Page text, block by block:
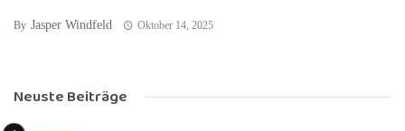
By Jasper Windfeld Oktober 14, 2025
Neuste Beiträge